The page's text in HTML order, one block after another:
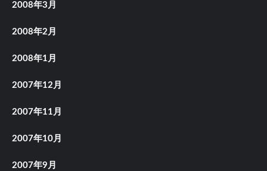
2008年3月
2008年2月
2008年1月
2007年12月
2007年11月
2007年10月
2007年9月